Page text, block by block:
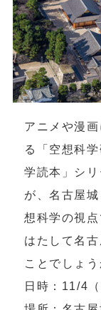
アニメや漫
る「空想科
学読本」シ
が、名古屋
想科学の視
はたして名
ことでしょう
日時：11/4